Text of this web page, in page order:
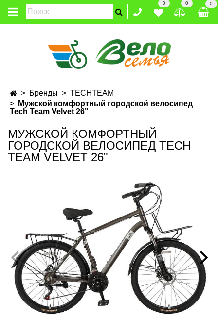
0 0 0
Бренды
TECHTEAM
Мужской комфортный городской велосипед
Tech Team Velvet 26"
МУЖСКОЙ КОМФОРТНЫЙ
ГОРОДСКОЙ ВЕЛОСИПЕД TECH
TEAM VELVET 26"